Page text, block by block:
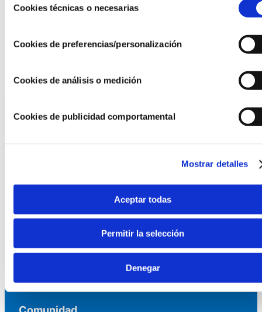
deCookies técnicas o necesarias
Cookies de preferencias/personalización
Cookies de análisis o medición
Cookies de publicidad comportamental
Mostrar detalles
Aceptar todas
Permitir la selección
Denegar
de800 inscritosa la jornada pudieron plantear dudas
Asesoría
Formación y eventos
Convocatoria de Fundaciones